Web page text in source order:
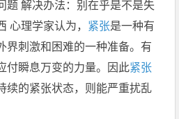
题 解决办法：别在乎是不是失
心理学家认为， 紧张是一种有
界刺激和困难的一种准备。有
付瞬息万变的力量。因此紧张
续的紧张状态，则能严重扰乱